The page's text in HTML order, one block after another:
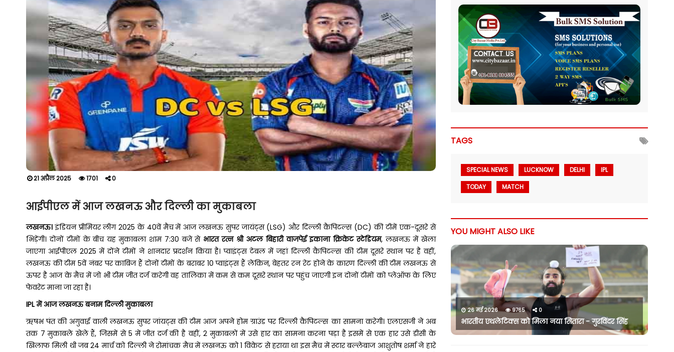
21 अप्रैल 2025 1701 0
आईपीएल में आज लखनऊ और दिल्ली का मुकाबला
लखनऊ।इंडियन प्रीमियर लीग 2025 के 40वें मैच में आज लखनऊ सुपर जायंट्स (LSG) और दिल्ली कैपिटल्स (DC) की टीमें एक-दूसरे से
भिड़ेंगी। दोनों टीमों के बीच यह मुकाबला शाम 7:30 बजे से भारत रत्न श्री अटल बिहारी वाजपेई इकाना क्रिकेट स्टेडियम, लखनऊ में खेला
जाएगा आईपीएल 2025 में दोंने टीमों ने शानदार प्रदर्शन किया है। प्वाइंट्स टेबल में जहां दिल्ली कैपिटल्स की टीम दूसरे स्थान पर है वहीं,
लखनऊ की टीम 5वें नंबर पर काबिज हैं दोनों टीमों के बराबर 10 प्वाइंट्स हैं लेकिन, बेहतर रन रेट होने के कारण दिल्ली की टीम लखनऊ से
ऊपर है आज के मैच में जो भी टीम जीत दर्ज करेगी वह तालिका में कम से कम दूसरे स्थान पर पहुंच जाएगी इन दोनों टीमों को प्लेऑफ के लिए
फेवरेट माना जा रहा है।
IPL में आज लखनऊ बनाम दिल्ली मुकाबला
ऋषभ पंत की अगुवाई वाली लखनऊ सुपर जांयट्स की टीम आज अपने होम ग्राउंड पर दिल्ली कैपिटल्स का सामना करेगी। एलएसजी ने अब
तक 7 मुकाबले खेले हैं, जिसमें से 5 में जीत दर्ज की है वहीं, 2 मुकाबलों में उसे हार का सामना करना पड़ा है इसमें से एक हार उसे डीसी के
खिलाफ मिली थी जब 24 मार्च को दिल्ली ने रोमांचक मैच में लखनऊ को 1 विकेट से हराया था इस मैच में स्टार बल्लेबाज आशुतोष शर्मा ने हारे
TAGS
SPECIAL NEWS LUCKNOW DELHI
IPL
TODAY
MATCH
YOU MIGHT ALSO LIKE
26 मई 2026 9765 0
भारतीय एथलेटिक्स को मिला नया सितारा - गुरविंदर सिंह